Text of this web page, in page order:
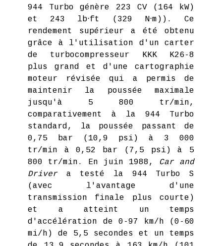
944 Turbo génère 223 CV (164 kW)
et 243 lb⋅ft (329 N⋅m)). Ce
rendement supérieur a été obtenu
grâce à l'utilisation d'un carter
de turbocompresseur KKK K26-8
plus grand et d'une cartographie
moteur révisée qui a permis de
maintenir la poussée maximale
jusqu'à 5 800 tr/min,
comparativement à la 944 Turbo
standard, la poussée passant de
0,75 bar (10,9 psi) à 3 000
tr/min à 0,52 bar (7,5 psi) à 5
800 tr/min. En juin 1988,
Car and
Drivera testé la 944 Turbo S
(avec l'avantage d'une
transmission finale plus courte)
et a atteint un temps
d'accélération de 0-97 km/h (0-60
mi/h) de 5,5 secondes et un temps